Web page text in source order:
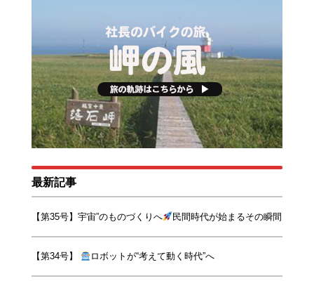
最新記事
【第35号】宇宙”のものづくりへ 民間時代が始まるその瞬間
【第34号】 ロボットが“考えて動く時代”へ